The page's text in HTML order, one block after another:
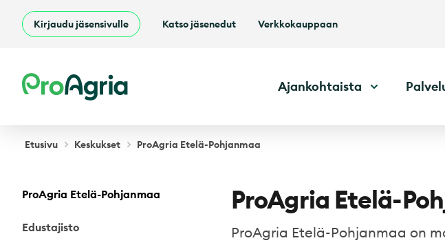
Kirjaudu jäsensivulle Katso jäsenedut Verkkokauppaan
ProAgria Ajankohtaista
Etusivu Keskukset ProAgria Etelä-Pohjanmaa
ProAgria Etelä-Pohjanmaa
Edustajisto
ProAgria Etelä-
ProAgria Etelä-Pohjanmaa on